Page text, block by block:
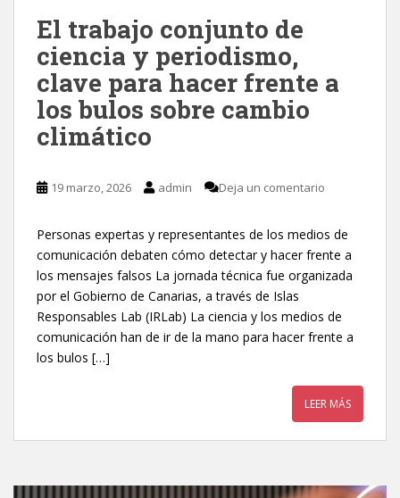
El trabajo conjunto de
ciencia y periodismo,
clave para hacer frente a
los bulos sobre cambio
climático
19 marzo, 2026 admin Deja un comentario
Personas expertas y representantes de los medios de
comunicación debaten cómo detectar y hacer frente a
los mensajes falsos La jornada técnica fue organizada
por el Gobierno de Canarias, a través de Islas
Responsables Lab (IRLab) La ciencia y los medios de
comunicación han de ir de la mano para hacer frente a
los bulos […]
LEER MÁS